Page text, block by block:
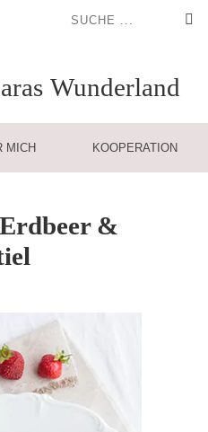
Wunderland
MICH KOOPERATION
&